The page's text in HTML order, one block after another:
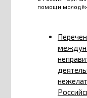
помощи